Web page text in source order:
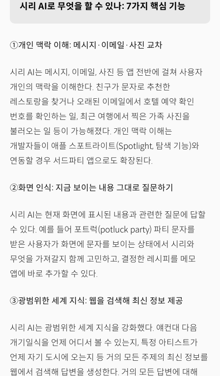
시리 AI로 무엇을 할 수 있나: 7가지 핵심 기능
①개인 맥락 이해: 메시지·이메일·사진 교차
시리 AI는 메시지, 이메일, 사진 등 앱 전반에 걸쳐 사용자
개인의 맥락을 이해한다. 친구가 문자로 추천한
레스토랑을 찾거나 오래된 이메일에서 호텔 예약 확인
번호를 확인하는 일, 최근 여행에서 찍은 가족 사진을
불러오는 일 등이 가능해졌다. 개인 맥락 이해는
개발자들이 애플 스포트라이트(Spotlight, 탐색 기능)와
연동할 경우 서드파티 앱으로도 확장된다.
②화면 인식: 지금 보이는 내용 그대로 질문하기
시리 AI는 현재 화면에 표시된 내용과 관련한 질문에 답할
수 있다. 예를 들어 포트럭(potluck party) 파티 문자를
받은 사용자가 화면에 문자를 보이는 상태에서 시리와
무엇을 가져갈지 함께 고민하고, 결정한 레시피를 메모
앱에 바로 추가할 수 있다.
③광범위한 세계 지식: 웹을 검색해 최신 정보 제공
시리 AI는 광범위한 세계 지식을 강화했다. 얘컨대 다음
개기일식을 언제 어디서 볼 수 있는지, 특정 아티스트가
언제 자기 도시에 오는지 등 거의 모든 주제의 최신 정보를
웹에서 검색해 답변을 생성한다. 거의 모든 답변에 대해